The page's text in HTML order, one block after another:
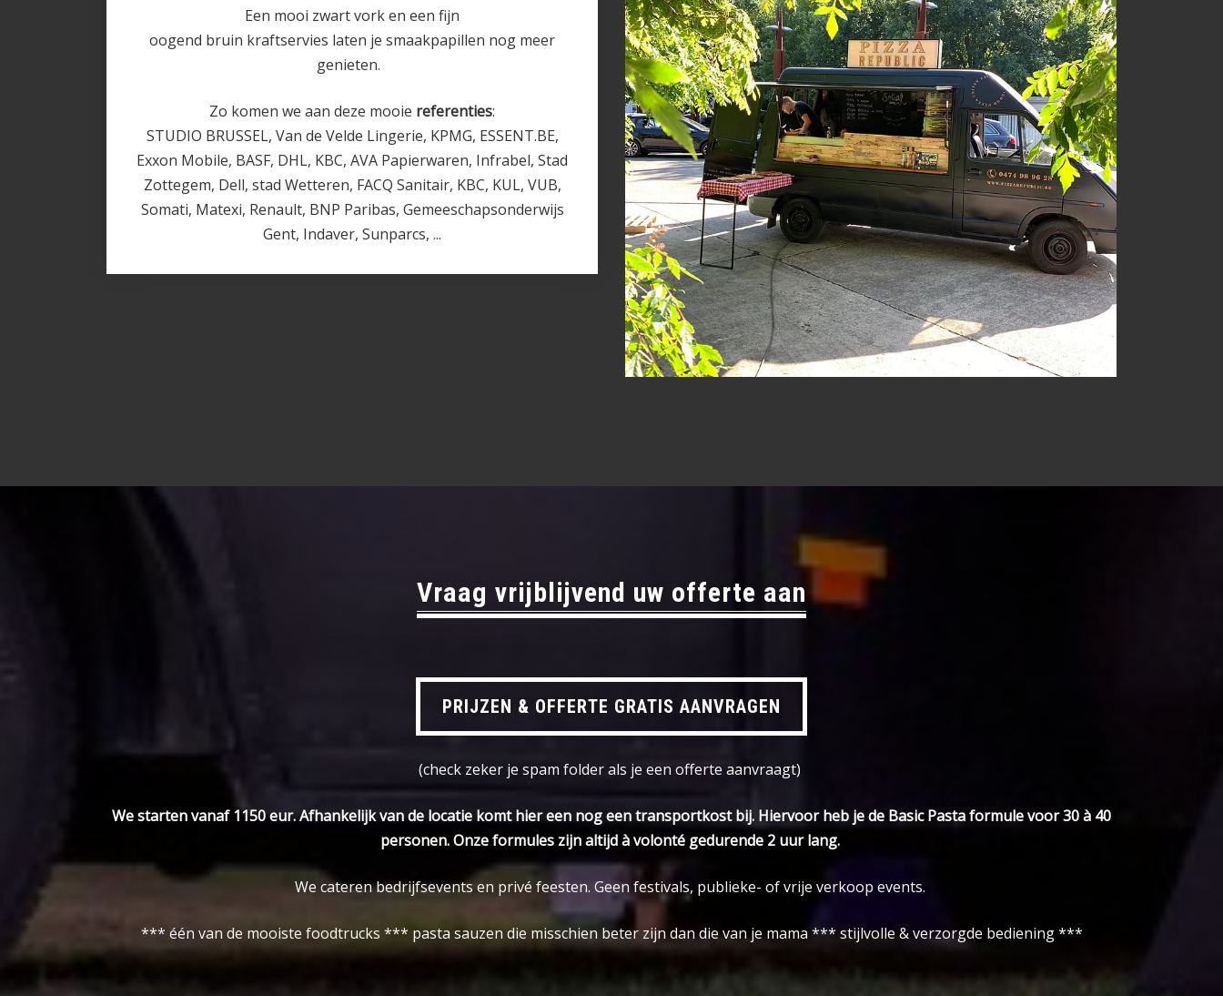
​Een mooi zwart vork en een fijn
oogend bruin kraftservies laten je smaakpapillen nog meer
genieten.
Zo komen we aan deze mooie referenties:
STUDIO BRUSSEL, Van de Velde Lingerie, KPMG, ESSENT.BE,
Exxon Mobile, BASF, DHL, KBC, AVA Papierwaren, Infrabel, Stad
Zottegem, Dell, stad Wetteren, FACQ Sanitair, KBC, KUL, VUB,
Somati, Matexi, Renault, BNP Paribas, Gemeeschapsonderwijs
Gent, Indaver, Sunparcs, ...
Vraag vrijblijvend uw offerte aan
PRIJZEN & OFFERTE GRATIS AANVRAGEN
(check zeker je spam folder als je een offerte aanvraagt)
We starten vanaf 1150 eur. Afhankelijk van de locatie komt hier een nog een transportkost bij. Hiervoor heb je de Basic Pasta formule voor 30 à 40
personen. Onze formules zijn altijd à volonté gedurende 2 uur lang.
We cateren bedrijfsevents en privé feesten. Geen festivals, publieke- of vrije verkoop events.
*** één van de mooiste foodtrucks *** pasta sauzen die misschien beter zijn dan die van je mama *** stijlvolle & verzorgde bediening ***